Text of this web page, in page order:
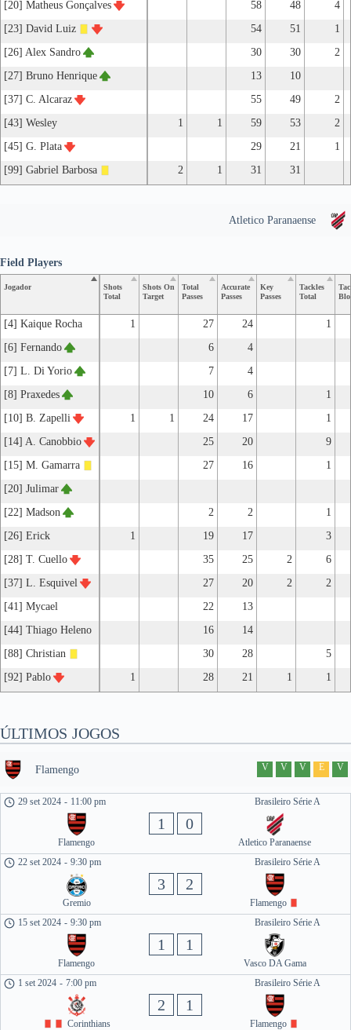
[20] Matheus Gonçalves 58 48
4
[23] David Luiz
54 51
1
[26] Alex Sandro
30 30
2
[27] Bruno Henrique
13
10
[37] C. Alcaraz
55 49
2
[43] Wesley
1 1 59 53
2
[45] G. Plata
29 21
1
[99] Gabriel Barbosa
2 1 31 31
Atletico Paranaense
Jogador
Shots
Total
Shots On
Target
Total
Passes
Accurate
Passes
Key
Passes
Tackles
Total
[4] Kaique Rocha 1 27 24
1
[6] Fernando
6
4
[7] L. Di Yorio
7
4
[8] Praxedes
10 6
1
[10] B. Zapelli
1 1 24 17
1
[14] A. Canobbio
25 20
9
[15] M. Gamarra
27 16
1
[20] Julimar
[22] Madson
2 2
1
[26] Erick
1 19 17
3
[28] T. Cuello
35 25 2
6
[37] L. Esquivel
27 20 2
2
[41] Mycael
22
13
[44] Thiago Heleno
16
14
[88] Christian
30 28
5
[92] Pablo
1 28 21 1 1
Field Players
ÚLTIMOS JOGOS
Flamengo V V V E V
Brasileiro Série A
29 set 2024 - 11:00 pm
Flamengo
1 0
Atletico Paranaense
Brasileiro Série A
22 set 2024 - 9:30 pm
Gremio
3 2
Flamengo
Brasileiro Série A
15 set 2024 - 9:30 pm
Flamengo
1 1
Vasco DA Gama
Brasileiro Série A
1 set 2024 - 7:00 pm
Corinthians
2 1
Flamengo